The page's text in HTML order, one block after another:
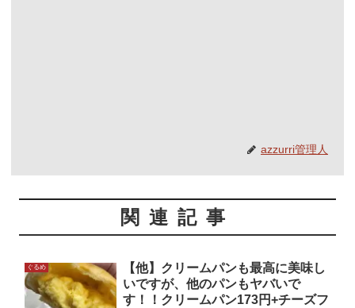
azzurri管理人
関連記事
ぐるめ
【他】クリームパンも最高に美味し
いですが、他のパンもヤバいで
す！！クリームパン173円+チーズフ